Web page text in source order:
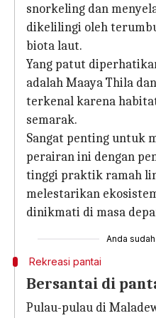
snorkeling dan
dikelilingi oleh
biota laut.
Yang patut
adalah Maaya Thila
terkenal karena
semarak.
Sangat penting untuk
perairan ini dengan
tinggi praktik ramah
melestarikan
dinikmati di masa
Anda sudah
Rekreasi pantai
Bersantai di
Pulau-pulau di